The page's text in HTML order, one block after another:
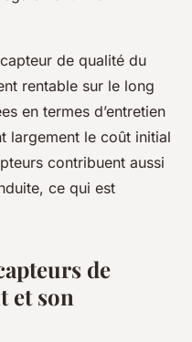
de qualité du
rentable sur le long
en termes d’entretien
largement le coût initial
contribuent aussi
ce qui est
de
et son